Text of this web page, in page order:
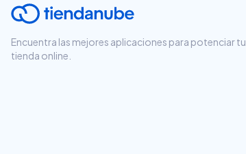
Encuentra las mejores aplicaciones para potenciar tu
tienda online.